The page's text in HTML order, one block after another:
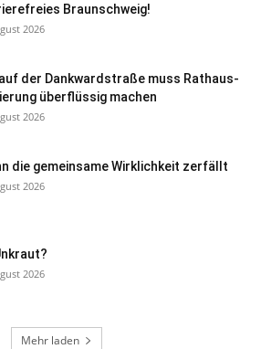
Braunschweig!
2026
der Dankwardstraße muss Rathaus-
überflüssig machen
2026
die gemeinsame Wirklichkeit zerfällt
2026
2026
Mehr laden